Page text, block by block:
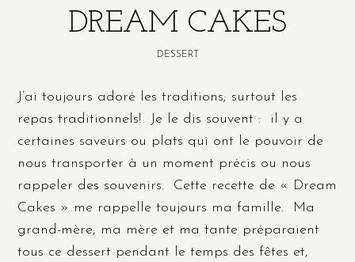
DREAM CAKES
DESSERT
J’ai toujours adoré les traditions; surtout les
repas traditionnels! Je le dis souvent : il y a
certaines saveurs ou plats qui ont le pouvoir de
nous transporter à un moment précis ou nous
rappeler des souvenirs. Cette recette de « Dream
Cakes » me rappelle toujours ma famille. Ma
grand-mère, ma mère et ma tante préparaient
tous ce dessert pendant le temps des fêtes et,